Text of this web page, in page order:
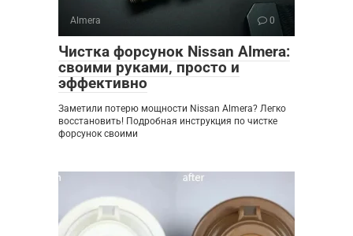
Almera 0
Чистка форсунок Nissan Almera:
своими руками‚ просто и
эффективно
Заметили потерю мощности Nissan Almera? Легко
восстановить! Подробная инструкция по чистке
форсунок своими